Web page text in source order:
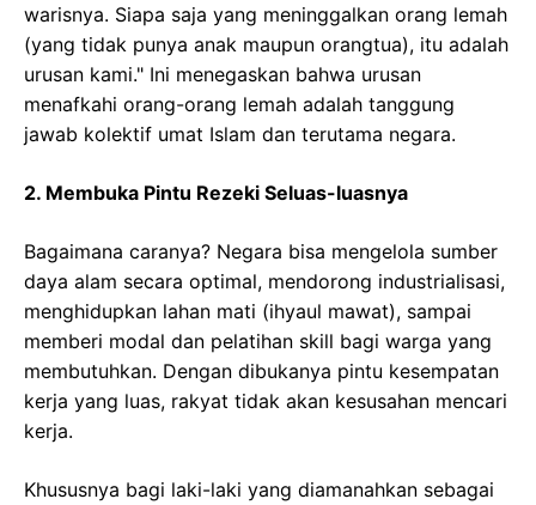
warisnya. Siapa saja yang meninggalkan orang lemah
(yang tidak punya anak maupun orangtua), itu adalah
urusan kami." Ini menegaskan bahwa urusan
menafkahi orang-orang lemah adalah tanggung
jawab kolektif umat Islam dan terutama negara.
2. Membuka Pintu Rezeki Seluas-luasnya
Bagaimana caranya? Negara bisa mengelola sumber
daya alam secara optimal, mendorong industrialisasi,
menghidupkan lahan mati (ihyaul mawat), sampai
memberi modal dan pelatihan skill bagi warga yang
membutuhkan. Dengan dibukanya pintu kesempatan
kerja yang luas, rakyat tidak akan kesusahan mencari
kerja.
Khususnya bagi laki-laki yang diamanahkan sebagai